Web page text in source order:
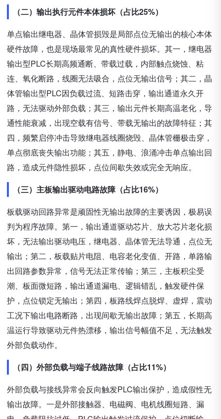
（二）输出执行元件本体损坏（占比25%）
单点输出继电器、晶体管损毁是局部点位无输出的核心本体
硬件故障，也是现场最常见的真性硬件损坏。其一，继电器
输出型PLC长期高频通断、带载过载，内部触点烧蚀、粘
连、氧化断路，线圈无法吸合，点位无输出信号；其二，晶
体管输出型PLC因负载过流、短路击穿，输出通道永久开
路，无法驱动外部负载；其三，输出元件长期高温老化，导
通性能衰减，出现空载有信号、带载无输出的故障特征；其
四，频繁启停冲击导致继电器线圈烧毁、晶体管栅极击穿，
单点彻底丧失输出功能；其五，静电、浪涌冲击单点输出回
路，造成元件隐性损坏，点位间歇失效或完全无响应。
（三）主板输出驱动电路故障（占比16%）
板载驱动回路异常是顽固性无输出故障的主要诱因，极易误
判为程序故障。第一，输出通道驱动芯片、放大芯片老化损
坏，无法输出驱动电压，继电器、晶体管无法导通，点位无
输出；第二，板载贴片电阻、电容老化变值、开路，单路输
出回路参数异常，信号无法正常传输；第三，主板积尘受
潮、板面微短路，输出通道漏电、逻辑错乱，触发硬件保
护，点位锁定无输出；第四，板路线焊点脱焊、虚焊，震动
工况下输出电路断路，出现间歇无输出故障；第五，长期高
温运行导致驱动元件热漂移，输出信号幅值不足，无法触发
外部负载动作。
（四）外部负载与端子线路故障（占比11%）
外部负载与接线异常会反向触发PLC输出保护，造成假性无
输出故障。一是外部接触器、电磁阀、电机线圈短路、漏